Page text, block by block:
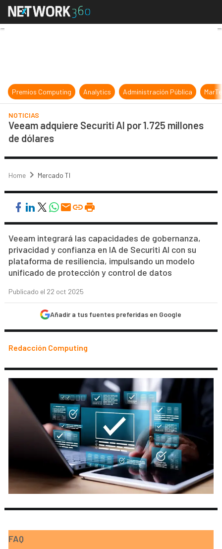
Veeam adquiere Securiti AI por
Premios Computing Analytics Administración Pública
NOTICIAS
Veeam adquiere Securiti AI por 1.725 millones
de dólares
Home Mercado TI
Veeam integrará las capacidades de gobernanza,
privacidad y confianza en IA de Securiti AI con su
plataforma de resiliencia, impulsando un modelo
unificado de protección y control de datos
Publicado el 22 oct 2025
Añadir a tus fuentes preferidas en Google
Redacción Computing
FAQ